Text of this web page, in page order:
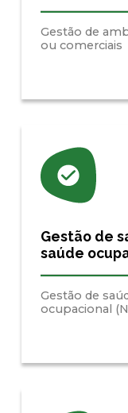
Gestão de
ou comerciais
Gestão de
saúde
Gestão de
ocupacional